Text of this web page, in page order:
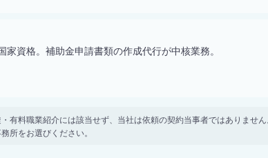
資格。補助金申請書類の作成代行が中核業務。
有料職業紹介には該当せず、当社は依頼の契約当事者ではありませ
所をお選びください。